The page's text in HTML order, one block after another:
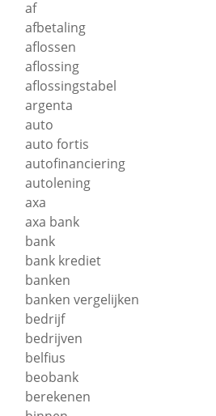
af
afbetaling
aflossen
aflossing
aflossingstabel
argenta
auto
auto fortis
autofinanciering
autolening
axa
axa bank
bank
bank krediet
banken
banken vergelijken
bedrijf
bedrijven
belfius
beobank
berekenen